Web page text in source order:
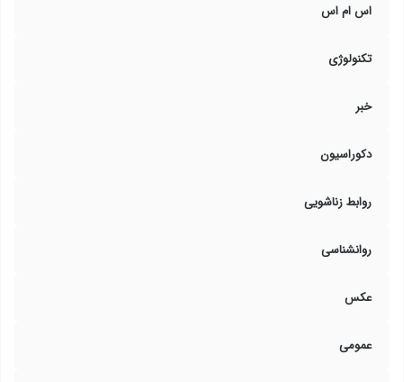
اس ام اس
تکنولوژی
خبر
دکوراسیون
روابط زناشویی
روانشناسی
عکس
عمومی